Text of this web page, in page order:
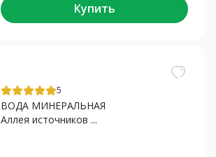
Купить
5
ВОДА МИНЕРАЛЬНАЯ
Аллея источников ...